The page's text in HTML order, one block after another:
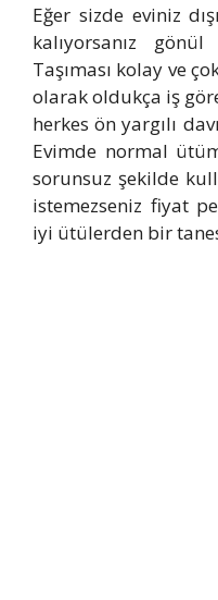
Eğer sizde eviniz
kalıyorsanız
Taşıması kolay ve
olarak oldukça iş
herkes ön yargılı
Evimde normal
sorunsuz şekilde
istemezseniz fiyat
iyi ütülerden bir